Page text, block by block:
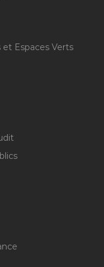
Espaces Verts